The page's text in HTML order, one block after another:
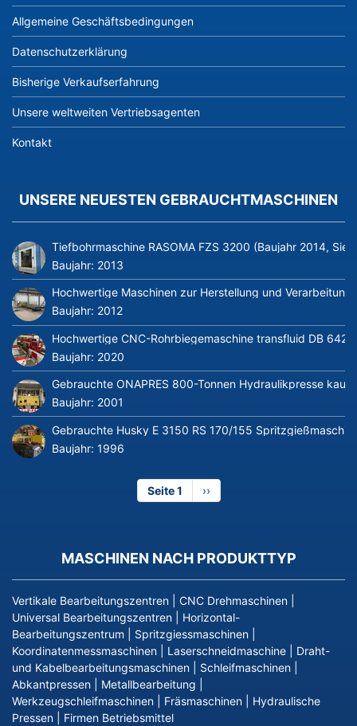
Allgemeine Geschäftsbedingungen
Datenschutzerklärung
Bisherige Verkaufserfahrung
Unsere weltweiten Vertriebsagenten
Kontakt
UNSERE NEUESTEN GEBRAUCHTMASCHINEN
Tiefbohrmaschine RASOMA FZS 3200 (Baujahr 2014,
Baujahr: 2013
Hochwertige Maschinen zur Herstellung und
Baujahr: 2012
Hochwertige CNC-Rohrbiegemaschine transfluid DB
Baujahr: 2020
Gebrauchte ONAPRES 800-Tonnen Hydraulikpresse
Baujahr: 2001
Gebrauchte Husky E 3150 RS 170/155
Baujahr: 1996
Seite 1
Nächste
Seite
››
MASCHINEN NACH PRODUKTTYP
Vertikale Bearbeitungszentren CNC Drehmaschinen
Universal Bearbeitungszentren
Horizontal-
Bearbeitungszentrum
Spritzgiessmaschinen
Koordinatenmessmaschinen
Laserschneidmaschine
Draht-
und Kabelbearbeitungsmaschinen
Schleifmaschinen
Abkantpressen
Metallbearbeitung
Werkzeugschleifmaschinen
Fräsmaschinen
Hydraulische
Pressen
Firmen Betriebsmittel